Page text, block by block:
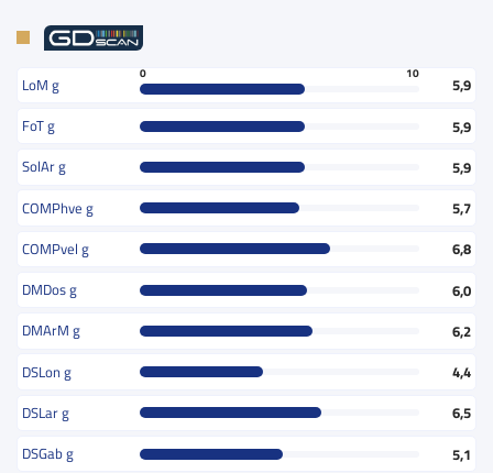
LoM g
0 10
5,9
FoT g
5,9
SolAr g
5,9
COMPhve g
5,7
COMPvel g
6,8
DMDos g
6,0
DMArM g
6,2
DSLon g
4,4
DSLar g
6,5
DSGab g
5,1